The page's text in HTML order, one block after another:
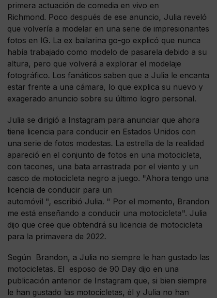
primera actuación de comedia en vivo en
Richmond. Poco después de ese anuncio, Julia reveló
que volvería a modelar en una serie de impresionantes
fotos en IG. La ex bailarina go-go explicó que nunca
había trabajado como modelo de pasarela debido a su
altura, pero que volverá a explorar el modelaje
fotográfico. Los fanáticos saben que a Julia le encanta
estar frente a una cámara, lo que explica su nuevo y
exagerado anuncio sobre su último logro personal.
Julia se dirigió a Instagram para anunciar que ahora
tiene licencia para conducir en Estados Unidos con
una serie de fotos modestas. La estrella de la realidad
apareció en el conjunto de fotos en una motocicleta,
con tacones, una bata arrastrada por el viento y un
casco de motocicleta negro a juego. "Ahora tengo una
licencia de conducir para un
automóvil ", escribió Julia. " Por el momento, Brandon
me está enseñando a conducir una motocicleta". Julia
dijo que cree que obtendrá su licencia de motocicleta
para la primavera de 2022.
Según Brandon, a Julia no siempre le han gustado las
motocicletas. El esposo de 90 Day dijo en una
publicación anterior de Instagram que, si bien siempre
le han gustado las motocicletas, él y Julia no han